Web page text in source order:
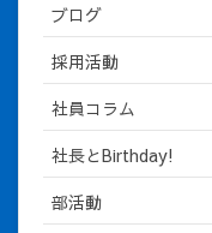
ブログ
採用活動
社員コラム
社長とBirthday!
部活動